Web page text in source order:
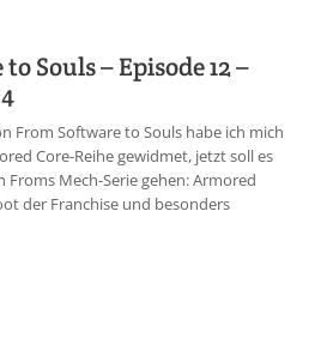
Souls – Episode 12 –
From Software to Souls habe ich mich
Core-Reihe gewidmet, jetzt soll es
Froms Mech-Serie gehen: Armored
der Franchise und besonders